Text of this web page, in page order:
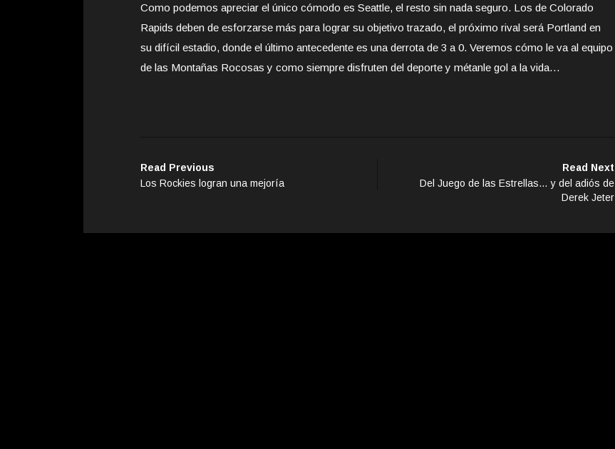
Como podemos apreciar el único cómodo es Seattle, el resto sin nada seguro. Los de Colorado
Rapids deben de esforzarse más para lograr su objetivo trazado, el próximo rival será Portland en
su difícil estadio, donde el último antecedente es una derrota de 3 a 0. Veremos cómo le va al equipo
de las Montañas Rocosas y como siempre disfruten del deporte y métanle gol a la vida…
Read Previous
Los Rockies logran una mejoría
Read Next
Del Juego de las Estrellas… y del adiós de
Derek Jeter